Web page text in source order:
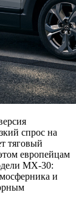
спрос на
тяговый
европейцам
MX-30:
и